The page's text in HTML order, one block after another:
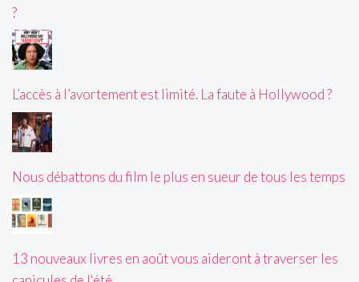
?
L’accès à l’avortement est limité. La faute à Hollywood ?
Nous débattons du film le plus en sueur de tous les temps
13 nouveaux livres en août vous aideront à traverser les